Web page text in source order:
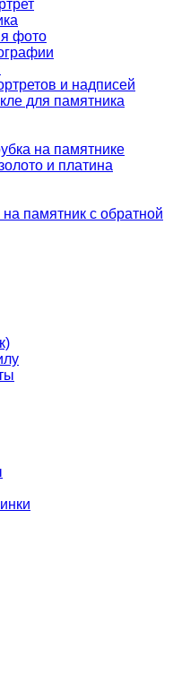
фото
и надписей
для памятника
на памятнике
и платина
на памятник с обратной